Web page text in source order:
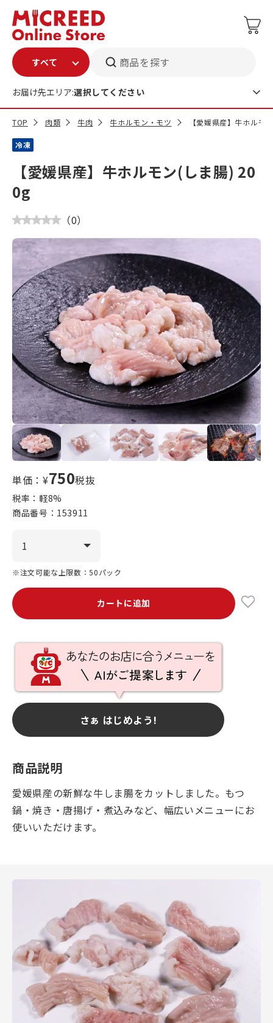
商品を探す
お届け先エリア:選択してください
TOP 肉類 牛肉 牛ホルモン・モツ 【愛媛県産】牛ホルモ
冷凍
【愛媛県産】牛ホルモン(しま腸) 20
0g
（0）
単価：¥750税抜
税率：軽8%
商品番号： 153911
※注文可能な上限数：50パック
カートに追加
さぁ はじめよう!
商品説明
愛媛県産の新鮮な牛しま腸をカットしました。もつ
鍋・焼き・唐揚げ・煮込みなど、幅広いメニューにお
使いいただけます。